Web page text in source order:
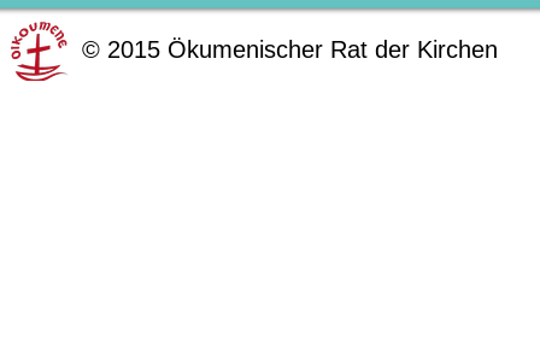
© 2015 Ökumenischer Rat der Kirchen